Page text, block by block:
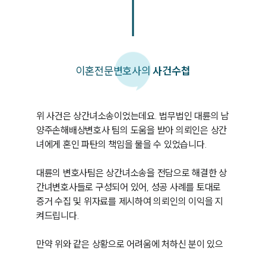
이혼전문변호사의사건수첩
위 사건은 상간녀소송이었는데요. 법무법인 대륜의 남
양주손해배상변호사 팀의 도움을 받아 의뢰인은 상간
녀에게 혼인 파탄의 책임을 물을 수 있었습니다.
대륜의 변호사팀은 상간녀소송을 전담으로 해결한 상
간녀변호사들로 구성되어 있어, 성공 사례를 토대로
증거 수집 및 위자료를 제시하여 의뢰인의 이익을 지
켜드립니다.
만약 위와 같은 상황으로 어려움에 처하신 분이 있으